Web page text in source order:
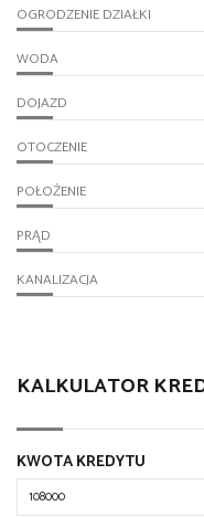
OGRODZENIE DZIAŁKI
WODA
DOJAZD
OTOCZENIE
POŁOŻENIE
PRĄD
KANALIZACJA
KALKULATOR
KWOTA KREDYTU